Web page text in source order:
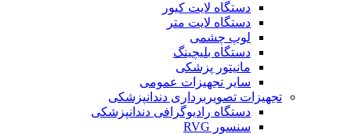
دستگاه لایت کیور
دستگاه لایت متر
لوپ چشمی
دستگاه بلیچینگ
مانیتور پزشکی
سایر تجهیزات عمومی
تجهیزات تصویربرداری دندانپزشکی
دستگاه رادیوگرافی دندانپزشکی
سنسور RVG